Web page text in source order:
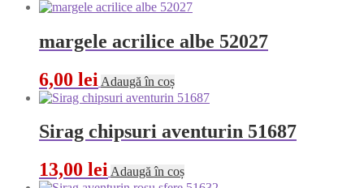
margele acrilice albe 52027
6,00 lei Adaugă în coș
Sirag chipsuri aventurin 51687
13,00 lei Adaugă în coș